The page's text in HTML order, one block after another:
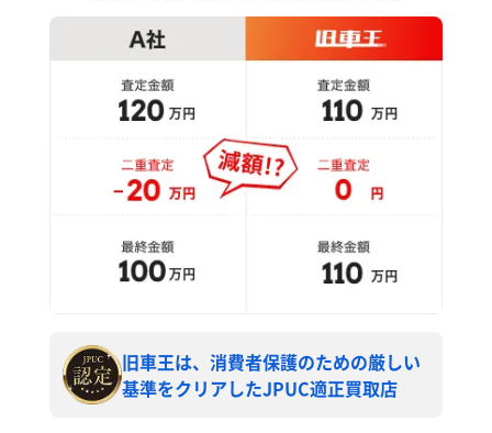
旧車王は、消費者保護のための厳しい
基準をクリアしたJPUC適正買取店